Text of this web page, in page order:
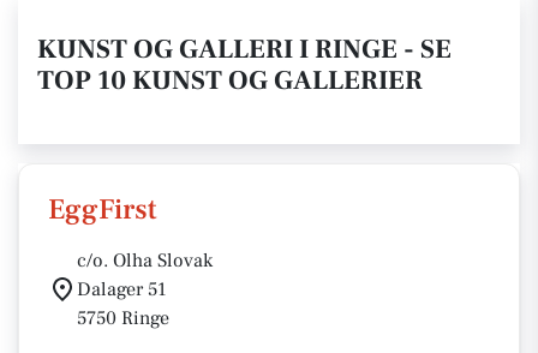
KUNST OG GALLERI I RINGE - SE
TOP 10 KUNST OG GALLERIER
EggFirst
c/o. Olha Slovak
Dalager 51
5750 Ringe